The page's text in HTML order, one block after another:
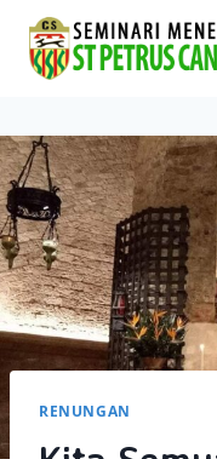
content
RENUNGAN